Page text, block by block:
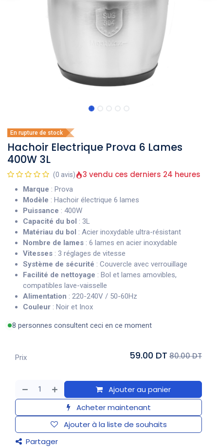
En rupture de stock
Hachoir Electrique Prova 6 Lames
400W 3L
(0 avis) 3 vendu ces derniers 24 heures
Marque : Prova
Modèle : Hachoir électrique 6 lames
Puissance : 400W
Capacité du bol : 3L
Matériau du bol : Acier inoxydable ultra-résistant
Nombre de lames : 6 lames en acier inoxydable
Vitesses : 3 réglages de vitesse
Système de sécurité : Couvercle avec verrouillage
Facilité de nettoyage : Bol et lames amovibles,
compatibles lave-vaisselle
Alimentation : 220-240V / 50-60Hz
Couleur : Noir et Inox
8 personnes consultent ceci en ce moment
Ajouter au panier
Acheter maintenant
Ajouter à la liste de souhaits
Partager
Prix 59.00 DT 80.00 DT